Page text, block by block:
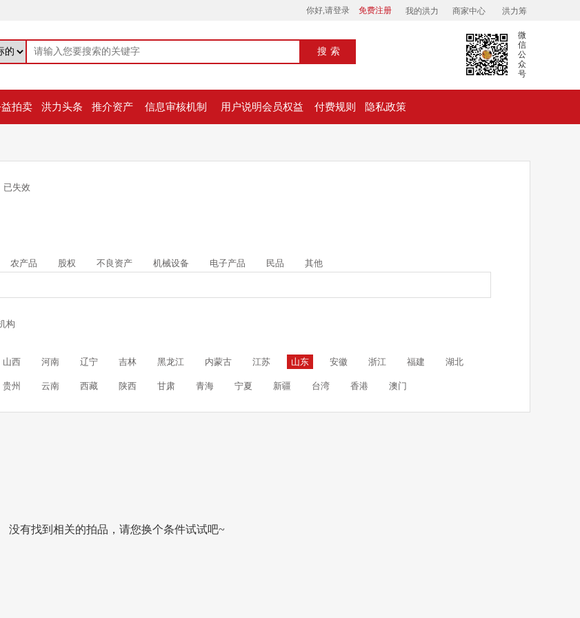
你好,请登录 免费注册 我的洪力 商家中心 洪力筹
搜索
微
信
公
众
号
拍卖 洪力头条 推介资产 信息审核机制 用户说明会员权益 付费规则 隐私政策
已失效
农产品 股权 不良资产 机械设备 电子产品 民品 其他
构
山西 河南 辽宁 吉林 黑龙江 内蒙古 江苏 山东 安徽 浙江 福建 湖北
贵州 云南 西藏 陕西 甘肃 青海 宁夏 新疆 台湾 香港 澳门
没有找到相关的拍品，请您换个条件试试吧~